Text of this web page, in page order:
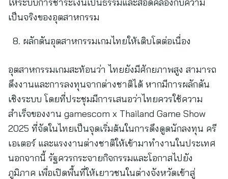
เป็นจริงของอุตสาหกรรม
ผลักดันอุตสาหกรรมเกมไทยให้เติบโตต่อเนื่อง
อุตสาหกรรมเกมสะท้อนว่า ไทยยังมีศักยภาพสูง สามารถ
ดึงงานและการลงทุนจากต่างชาติได้ หากมีการผลักดัน
เชิงระบบ โดยที่ประชุมมีการเสนอว่าไทยควรใช้ความ
สำเร็จของงาน gamescom x Thailand Game Show
2025 ที่จัดในไทยเป็นจุดเริ่มต้นในการดึงดูดนักลงทุน ครี
เอเตอร์ และแรงงานต่างชาติให้เข้ามาทำงานในประเทศ
นอกจากนี้ รัฐควรกระจายกิจกรรมและโอกาสไปยัง
ภูมิภาค เพื่อเปิดพื้นที่ให้เยาวชนในต่างจังหวัดเข้าสู่